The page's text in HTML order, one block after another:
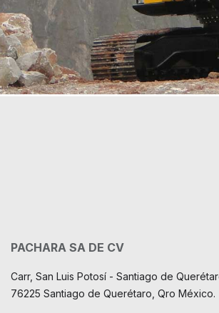
PACHARA SA DE CV
Carr, San Luis Potosí - Santiago de
76225 Santiago de Querétaro, Qro México.